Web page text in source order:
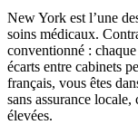
New York est l’une
soins médicaux.
conventionné :
écarts entre cabinets
français, vous êtes
sans assurance
élevées.